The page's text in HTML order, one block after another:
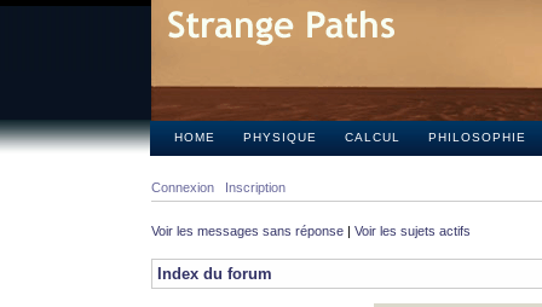
HOME PHYSIQUE CALCUL PHILOSOPHIE
Connexion Inscription
Voir les messages sans réponse | Voir les sujets actifs
Index du forum